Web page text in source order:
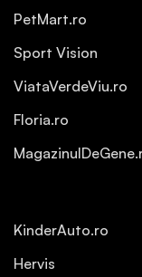
PetMart.ro
Sport Vision
ViataVerdeViu.ro
Floria.ro
KinderAuto.ro
Hervis